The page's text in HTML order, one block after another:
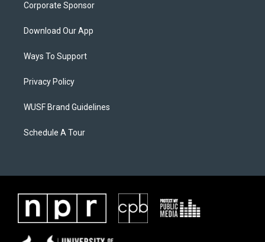
Corporate Sponsor
Download Our App
Ways To Support
Privacy Policy
WUSF Brand Guidelines
Schedule A Tour